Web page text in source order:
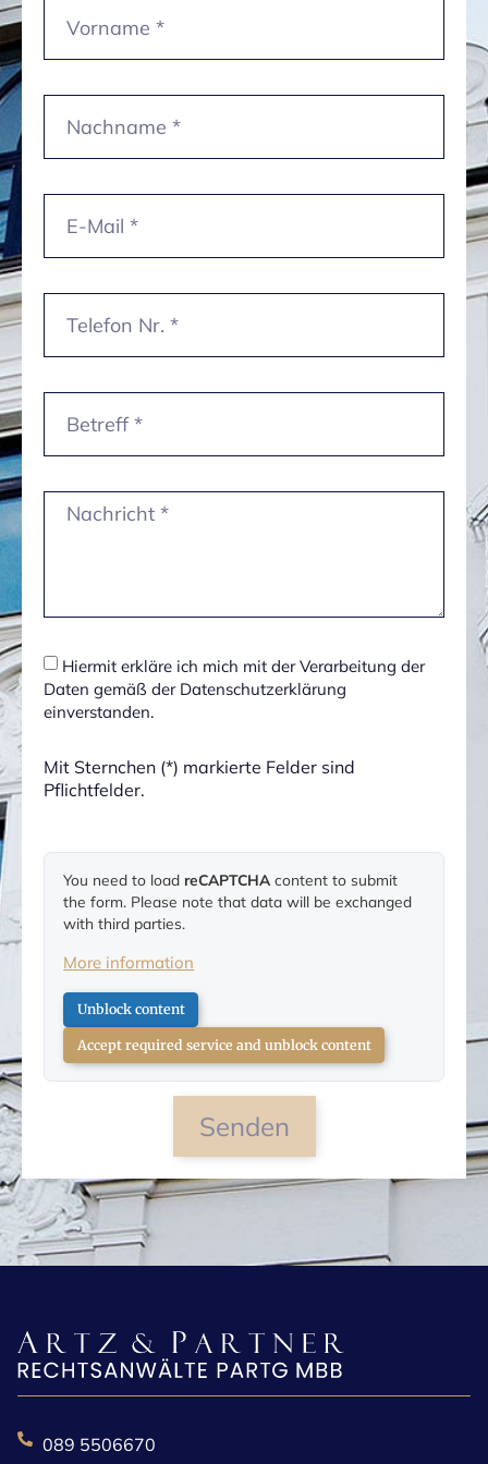
Hiermit erkläre ich mich mit der Verarbeitung der
Daten gemäß der Datenschutzerklärung
einverstanden.
Mit Sternchen (*) markierte Felder sind
Pflichtfelder.
You need to loadreCAPTCHA content to submit
the form. Please note that data will be exchanged
with third parties.
More information
Unblock content
Accept required service and unblock content
Senden
089 5506670